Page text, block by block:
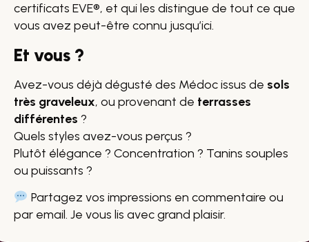
certificats EVE®, et qui les distingue de tout ce que
vous avez peut-être connu jusqu’ici.
Et vous ?
Avez-vous déjà dégusté des Médoc issus de sols
très graveleux, ou provenant de terrasses
différentes ?
Quels styles avez-vous perçus ?
Plutôt élégance ? Concentration ? Tanins souples
ou puissants ?
Partagez vos impressions en commentaire ou
par email. Je vous lis avec grand plaisir.